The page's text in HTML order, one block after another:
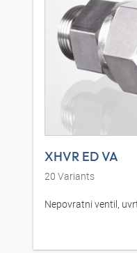
XHVR ED VA
20 Variants
Nepovratni ventil,